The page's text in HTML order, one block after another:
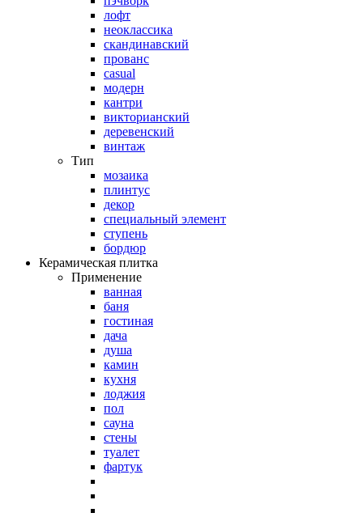
лофт
неоклассика
скандинавский
прованс
casual
модерн
кантри
викторианский
деревенский
винтаж
Тип
мозаика
плинтус
декор
специальный элемент
ступень
бордюр
Керамическая плитка
Применение
ванная
баня
гостиная
дача
душа
камин
кухня
лоджия
пол
сауна
стены
туалет
фартук